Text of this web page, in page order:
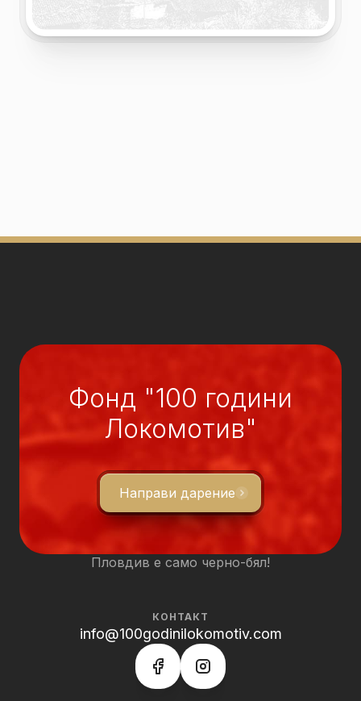
Фонд "100 години
Локомотив"
Направи дарение
Пловдив е само черно-бял!
КОНТАКТ
info@100godinilokomotiv.com